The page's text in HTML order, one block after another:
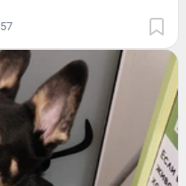
57